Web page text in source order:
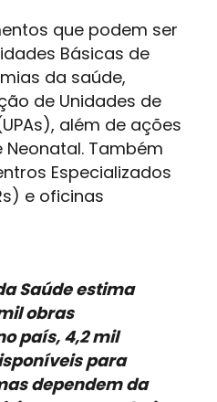
que podem ser
Básicas de
da saúde,
de Unidades de
além de ações
Também
Especializados
e oficinas
Saúde estima
obras
país, 4,2 mil
para
dependem da